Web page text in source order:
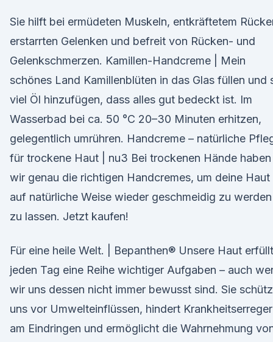
Sie hilft bei ermüdeten Muskeln, entkräftetem
erstarrten Gelenken und befreit von Rücken- und
Gelenkschmerzen. Kamillen-Handcreme | Mein
schönes Land Kamillenblüten in das Glas füllen und
viel Öl hinzufügen, dass alles gut bedeckt ist. Im
Wasserbad bei ca. 50 °C 20–30 Minuten erhitzen,
gelegentlich umrühren. Handcreme – natürliche
für trockene Haut | nu3 Bei trockenen Hände haben
wir genau die richtigen Handcremes, um deine Haut
auf natürliche Weise wieder geschmeidig zu werden
zu lassen. Jetzt kaufen!
Für eine heile Welt. | Bepanthen® Unsere Haut erfüllt
jeden Tag eine Reihe wichtiger Aufgaben – auch
wir uns dessen nicht immer bewusst sind. Sie
uns vor Umwelteinflüssen, hindert Krankheitserreger
am Eindringen und ermöglicht die Wahrnehmung